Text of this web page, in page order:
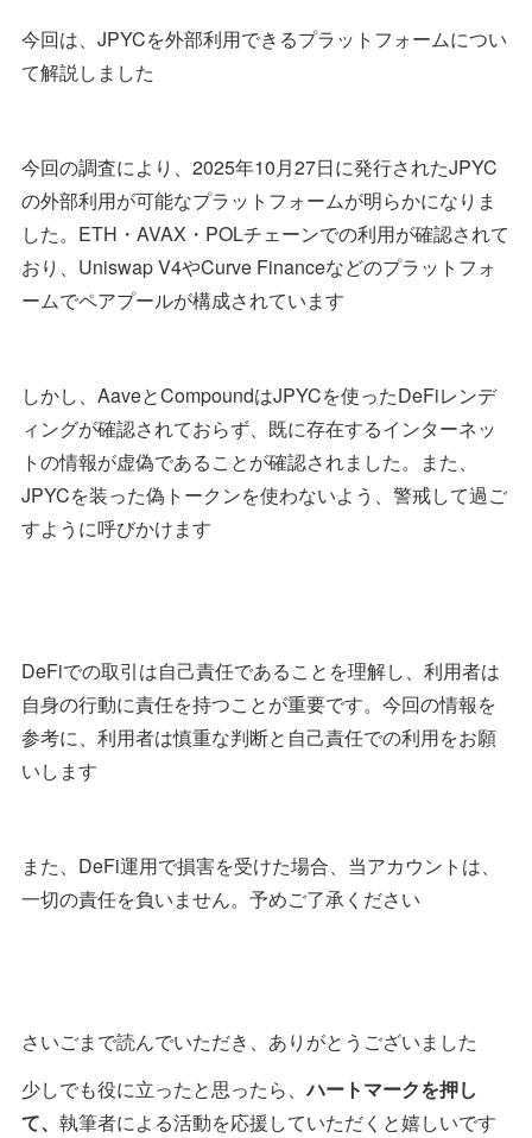
今回は、JPYCを外部利用できるプラットフォームについ
て解説しました
今回の調査により、2025年10月27日に発行されたJPYC
の外部利用が可能なプラットフォームが明らかになりま
した。ETH・AVAX・POLチェーンでの利用が確認されて
おり、Uniswap V4やCurve Financeなどのプラットフォ
ームでペアプールが構成されています
しかし、AaveとCompoundはJPYCを使ったDeFiレンデ
ィングが確認されておらず、既に存在するインターネッ
トの情報が虚偽であることが確認されました。また、
JPYCを装った偽トークンを使わないよう、警戒して過ご
すように呼びかけます
DeFiでの取引は自己責任であることを理解し、利用者は
自身の行動に責任を持つことが重要です。今回の情報を
参考に、利用者は慎重な判断と自己責任での利用をお願
いします
また、DeFi運用で損害を受けた場合、当アカウントは、
一切の責任を負いません。予めご了承ください
さいごまで読んでいただき、ありがとうございました
少しでも役に立ったと思ったら、ハートマークを押し
て、 執筆者による活動を応援していただくと嬉しいです